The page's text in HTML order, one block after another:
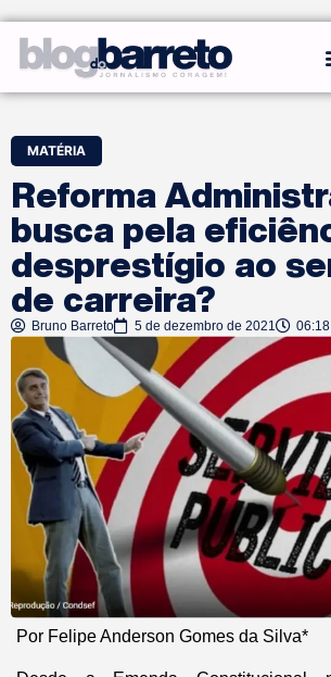
MATÉRIA
Reforma
busca pela
desprestígio ao
de carreira?
Bruno Barreto 5 de dezembro de 2021 06:18
Por Felipe Anderson Gomes da Silva*